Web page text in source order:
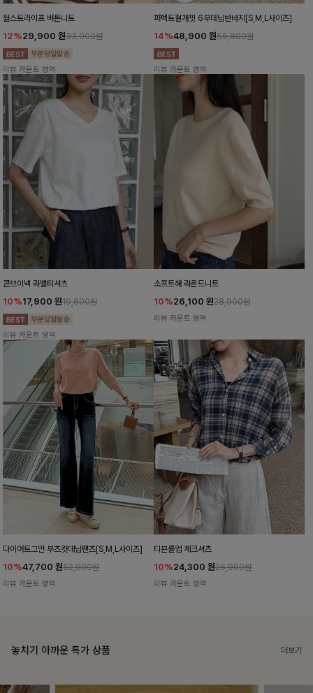
월스트라이프 버튼니트
12%29,900 원33,900원
리뷰 카운트 영역
퍼펙트절개핏 6부데님반바지[S,M,L사이즈]
14%48,900 원56,800원
리뷰 카운트 영역
콘브이넥 라벨티셔츠
10%17,900 원19,800원
리뷰 카운트 영역
소프트해 라운드니트
10%26,100 원28,900원
리뷰 카운트 영역
다이어트그만 부츠컷데님팬츠[S,M,L사이즈]
10%47,700 원52,900원
리뷰 카운트 영역
티븐롤업 체크셔츠
10%24,300 원26,900원
리뷰 카운트 영역
놓치기 아까운 특가 상품 더보기